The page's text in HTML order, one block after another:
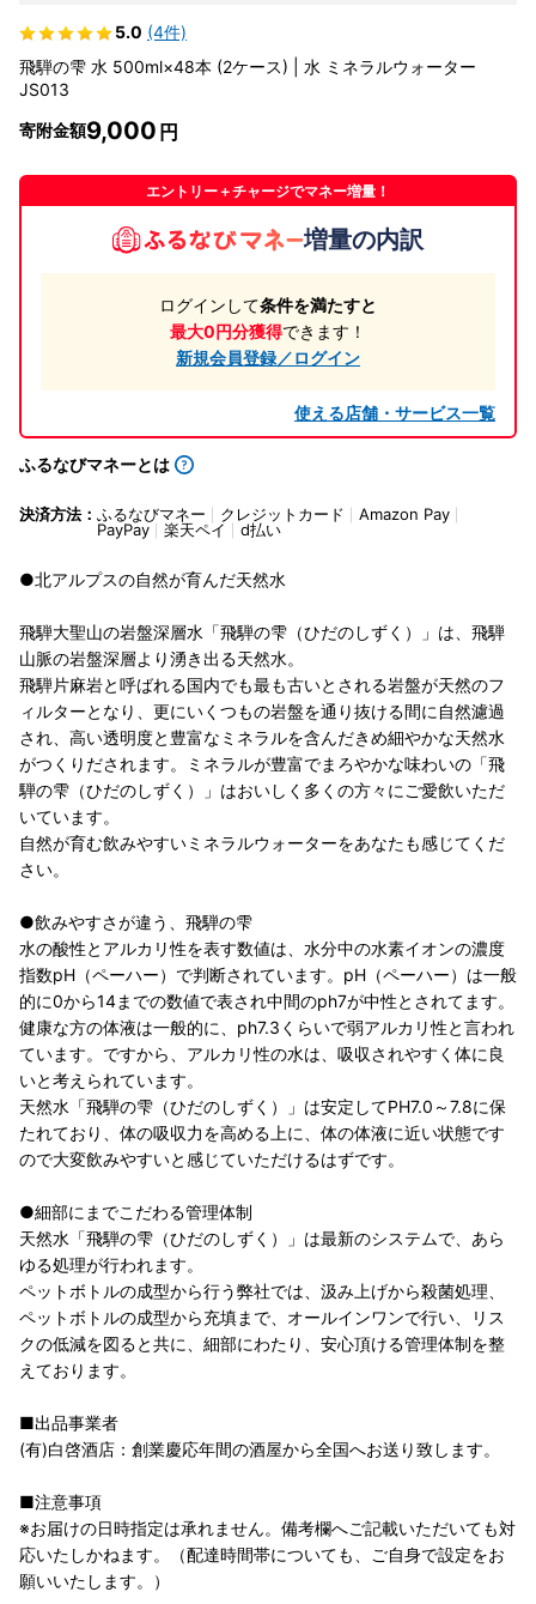
5.0 (4件)
飛騨の雫 水 500ml×48本 (2ケース) | 水 ミネラルウォーター
JS013
寄附金額9,000
エントリー＋チャージでマネー増量！
増量の内訳
ログインして条件を満たすと
最大0円分獲得できます！
新規会員登録／ログイン
使える店舗・サービス一覧
ふるなびマネーとは
決済方法： ふるなびマネー クレジットカード
Amazon Pay
PayPay
楽天ペイ d払い
●北アルプスの自然が育んだ天然水
飛騨大聖山の岩盤深層水「飛騨の雫（ひだのしずく）」は、飛騨
山脈の岩盤深層より湧き出る天然水。
飛騨片麻岩と呼ばれる国内でも最も古いとされる岩盤が天然のフ
ィルターとなり、更にいくつもの岩盤を通り抜ける間に自然濾過
され、高い透明度と豊富なミネラルを含んだきめ細やかな天然水
がつくりだされます。ミネラルが豊富でまろやかな味わいの「飛
騨の雫（ひだのしずく）」はおいしく多くの方々にご愛飲いただ
いています。
自然が育む飲みやすいミネラルウォーターをあなたも感じてくだ
さい。
●飲みやすさが違う、飛騨の雫
水の酸性とアルカリ性を表す数値は、水分中の水素イオンの濃度
指数pH（ペーハー）で判断されています。pH（ペーハー）は一般
的に0から14までの数値で表され中間のph7が中性とされてます。
健康な方の体液は一般的に、ph7.3くらいで弱アルカリ性と言われ
ています。ですから、アルカリ性の水は、吸収されやすく体に良
いと考えられています。
天然水「飛騨の雫（ひだのしずく）」は安定してPH7.0～7.8に保
たれており、体の吸収力を高める上に、体の体液に近い状態です
ので大変飲みやすいと感じていただけるはずです。
●細部にまでこだわる管理体制
天然水「飛騨の雫（ひだのしずく）」は最新のシステムで、あら
ゆる処理が行われます。
ペットボトルの成型から行う弊社では、汲み上げから殺菌処理、
ペットボトルの成型から充填まで、オールインワンで行い、リス
クの低減を図ると共に、細部にわたり、安心頂ける管理体制を整
えております。
■出品事業者
(有)白啓酒店：創業慶応年間の酒屋から全国へお送り致します。
■注意事項
※お届けの日時指定は承れません。備考欄へご記載いただいても対
応いたしかねます。（配達時間帯についても、ご自身で設定をお
願いいたします。）